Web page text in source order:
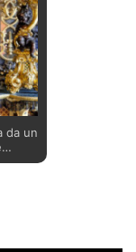
da un
della